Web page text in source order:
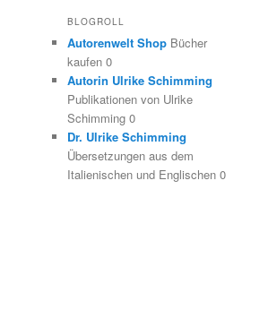
BLOGROLL
Autorenwelt Shop Bücher
kaufen 0
Autorin Ulrike Schimming
Publikationen von Ulrike
Schimming 0
Dr. Ulrike Schimming
Übersetzungen aus dem
Italienischen und Englischen 0